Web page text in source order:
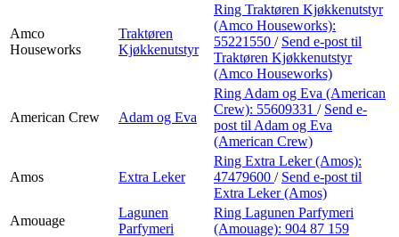
Amco
Houseworks
Traktøren
Kjøkkenutstyr
Ring Traktøren Kjøkkenutstyr
(Amco Houseworks):
55221550 / Send e-post til
Traktøren Kjøkkenutstyr
(Amco Houseworks)
American Crew Adam og Eva
Ring Adam og Eva (American
Crew): 55609331 / Send e-
post til Adam og Eva
(American Crew)
Amos Extra Leker
Ring Extra Leker (Amos):
47479600 / Send e-post til
Extra Leker (Amos)
Amouage
Lagunen
Parfymeri
Ring Lagunen Parfymeri
(Amouage): 904 87 159